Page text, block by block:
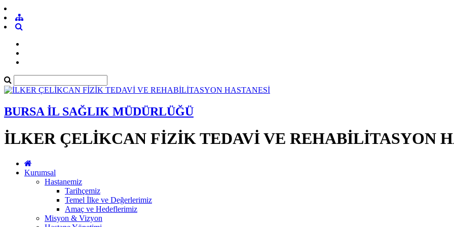
BURSA İL SAĞLIK MÜDÜRLÜĞÜ
İLKER ÇELİKCAN FİZİK TEDAVİ VE REHABİLİTASYON
Kurumsal
Hastanemiz
Tarihçemiz
Temel İlke ve Değerlerimiz
Amaç ve Hedeflerimiz
Misyon & Vizyon